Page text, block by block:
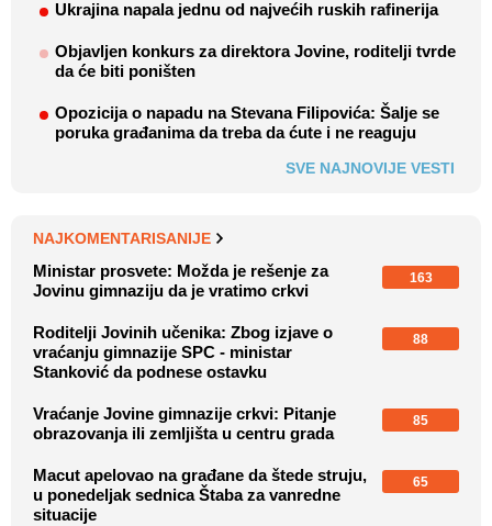
Ukrajina napala jednu od najvećih ruskih rafinerija
Objavljen konkurs za direktora Jovine, roditelji tvrde
da će biti poništen
Opozicija o napadu na Stevana Filipovića: Šalje se
poruka građanima da treba da ćute i ne reaguju
SVE NAJNOVIJE VESTI
NAJKOMENTARISANIJE
Ministar prosvete: Možda je rešenje za
Jovinu gimnaziju da je vratimo crkvi
163
Roditelji Jovinih učenika: Zbog izjave o
vraćanju gimnazije SPC - ministar
Stanković da podnese ostavku
88
Vraćanje Jovine gimnazije crkvi: Pitanje
obrazovanja ili zemljišta u centru grada
85
Macut apelovao na građane da štede struju,
u ponedeljak sednica Štaba za vanredne
situacije
65